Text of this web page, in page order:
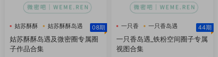
姑苏酥酥
姑苏酥酥岛遇
姑苏酥酥微密圈
08期
姑苏酥酥岛遇及微密圈专属圈
子作品合集
一只香
一只香岛遇
一只香铁粉空间
44期
一只香岛遇_铁粉空间圈子专属
视图合集